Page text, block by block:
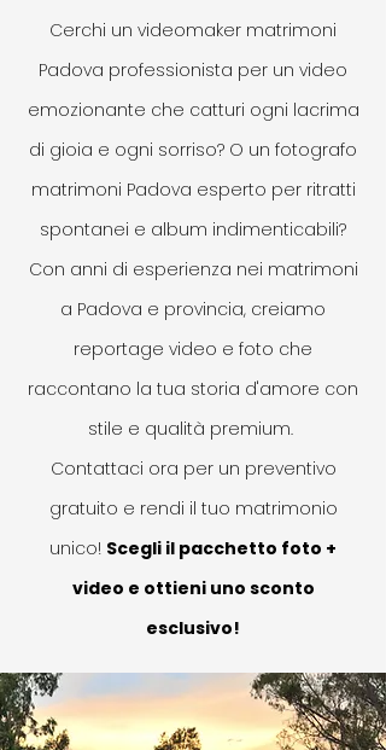
Cerchi un videomaker matrimoni
Padova professionista per un video
emozionante che catturi ogni lacrima
di gioia e ogni sorriso? O un fotografo
matrimoni Padova esperto per ritratti
spontanei e album indimenticabili?
Con anni di esperienza nei matrimoni
a Padova e provincia, creiamo
reportage video e foto che
raccontano la tua storia d'amore con
stile e qualità premium.
Contattaci ora per un preventivo
gratuito e rendi il tuo matrimonio
unico! Scegli il pacchetto foto +
video e ottieni uno sconto
esclusivo!